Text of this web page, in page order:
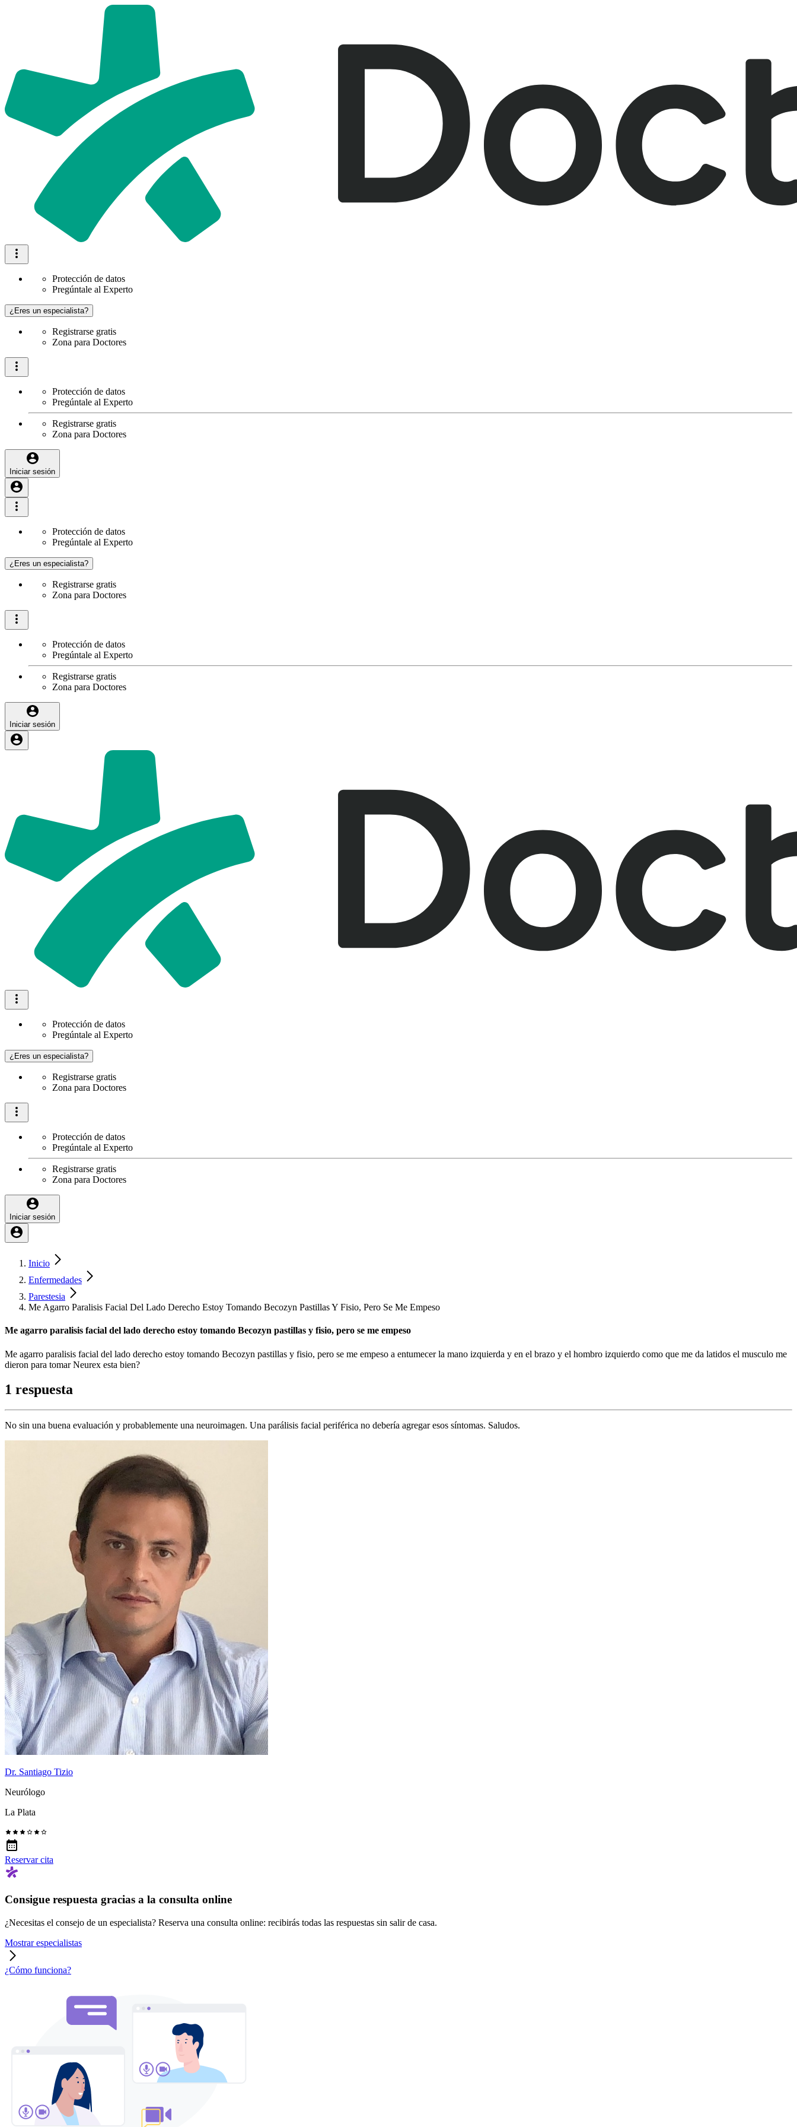
Protección de datos
Pregúntale al Experto
¿Eres un especialista?
Registrarse gratis
Zona para Doctores
Protección de datos
Pregúntale al Experto
Registrarse gratis
Zona para Doctores
Iniciar sesión
Protección de datos
Pregúntale al Experto
¿Eres un especialista?
Registrarse gratis
Zona para Doctores
Protección de datos
Pregúntale al Experto
Registrarse gratis
Zona para Doctores
Iniciar sesión
Protección de datos
Pregúntale al Experto
¿Eres un especialista?
Registrarse gratis
Zona para Doctores
Protección de datos
Pregúntale al Experto
Registrarse gratis
Zona para Doctores
Iniciar sesión
Inicio
Enfermedades
Parestesia
Me Agarro Paralisis Facial Del Lado Derecho Estoy Tomando Becozyn Pastillas Y Fisio, Pero Se Me Empeso
Me agarro paralisis facial del lado derecho estoy tomando Becozyn pastillas y fisio, pero se me empeso
Me agarro paralisis facial del lado derecho estoy tomando Becozyn pastillas y fisio, pero se me empeso a entumecer la mano izquierda y en el brazo y el hombro izquierdo como que me da latidos el musculo me
dieron para tomar Neurex esta bien?
1 respuesta
No sin una buena evaluación y probablemente una neuroimagen. Una parálisis facial periférica no debería agregar esos síntomas. Saludos.
Dr. Santiago Tizio
Neurólogo
La Plata
Reservar cita
Consigue respuesta gracias a la consulta online
¿Necesitas el consejo de un especialista? Reserva una consulta online: recibirás todas las respuestas sin salir de casa.
Mostrar especialistas
¿Cómo funciona?